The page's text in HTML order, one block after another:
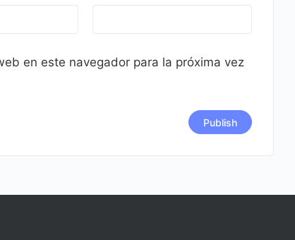
en este navegador para la próxima vez